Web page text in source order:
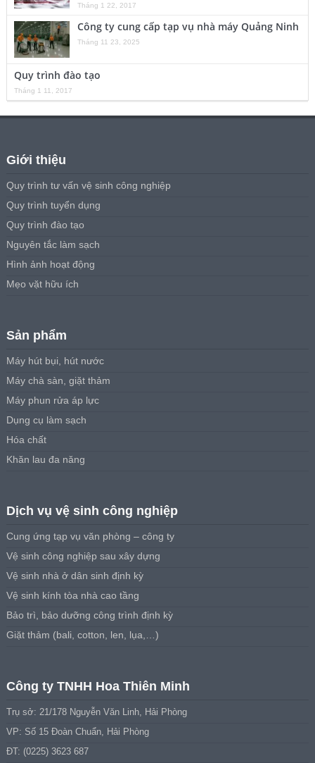
Tháng 1 22, 2017
Công ty cung cấp tạp vụ nhà máy Quảng Ninh
Tháng 11 23, 2025
Quy trình đào tạo
Tháng 1 11, 2017
Giới thiệu
Quy trình tư vấn vệ sinh công nghiệp
Quy trình tuyển dụng
Quy trình đào tạo
Nguyên tắc làm sạch
Hình ảnh hoạt động
Mẹo vặt hữu ích
Sản phẩm
Máy hút bụi, hút nước
Máy chà sàn, giặt thảm
Máy phun rửa áp lực
Dụng cụ làm sạch
Hóa chất
Khăn lau đa năng
Dịch vụ vệ sinh công nghiệp
Cung ứng tạp vụ văn phòng – công ty
Vệ sinh công nghiệp sau xây dựng
Vệ sinh nhà ở dân sinh định kỳ
Vệ sinh kính tòa nhà cao tầng
Bảo trì, bảo dưỡng công trình định kỳ
Giặt thảm (bali, cotton, len, lụa,…)
Công ty TNHH Hoa Thiên Minh
Trụ sở: 21/178 Nguyễn Văn Linh, Hải Phòng
VP: Số 15 Đoàn Chuẩn, Hải Phòng
ĐT: (0225) 3623 687